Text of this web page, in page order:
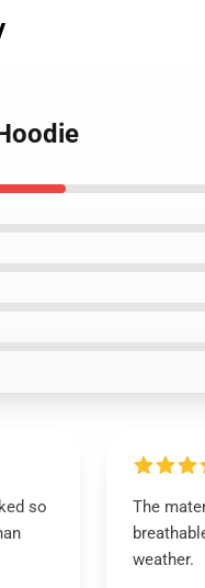
so
The
weather.